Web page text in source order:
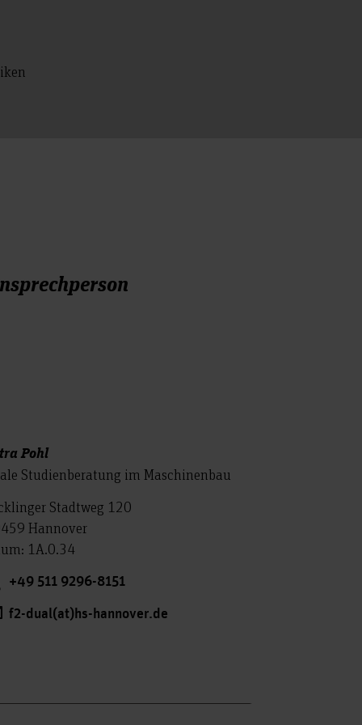
Pohl
Studienberatung im Maschinenbau
Stadtweg 120
Hannover
1A.0.34
+49 511 9296-8151
f2-dual(at)hs-hannover.de